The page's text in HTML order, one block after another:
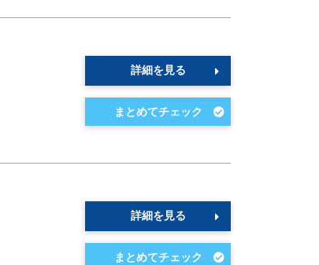
詳細を見る
詳細を見る